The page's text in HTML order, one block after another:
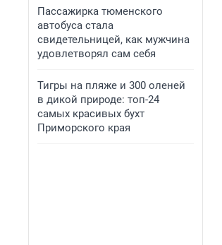
Пассажирка тюменского
автобуса стала
свидетельницей, как мужчина
удовлетворял сам себя
Тигры на пляже и 300 оленей
в дикой природе: топ-24
самых красивых бухт
Приморского края